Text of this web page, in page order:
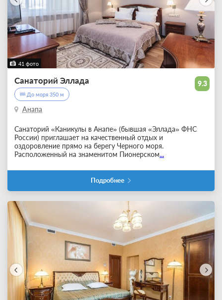
41 фото
9.3
Санаторий Эллада
До моря 350 м
Анапа
Санаторий «Каникулы в Анапе» (бывшая «Эллада» ФНС
России) приглашает на качественный отдых и
оздоровление прямо на берегу Черного моря.
Расположенный на знаменитом Пионерском...
Подробнее